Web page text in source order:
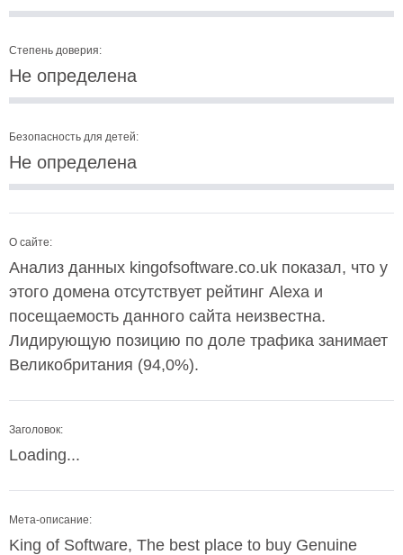
Степень доверия:
Не определена
Безопасность для детей:
Не определена
О сайте:
Анализ данных kingofsoftware.co.uk показал, что у
этого домена отсутствует рейтинг Alexa и
посещаемость данного сайта неизвестна.
Лидирующую позицию по доле трафика занимает
Великобритания (94,0%).
Заголовок:
Loading...
Мета-описание:
King of Software, The best place to buy Genuine